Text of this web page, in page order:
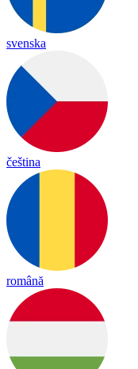
svenska
čeština
română